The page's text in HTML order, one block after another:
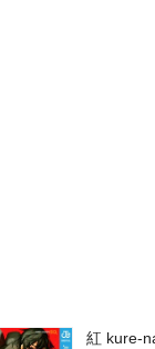
紅 kure-